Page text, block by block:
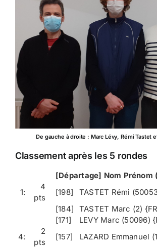
De gauche à droite : Marc Lévy, Rémi Tastet
Classement après les 5 rondes
[Départage] Nom Prénom
1:
4
pts
[198]
TASTET Rémi
[184]
TASTET Marc (2)
[171]
LEVY Marc (50096)
4:
2
pts
[157]
LAZARD Emmanuel